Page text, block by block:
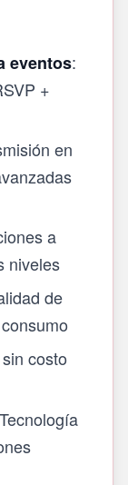
eventos:
+
en
a
niveles
de
costo